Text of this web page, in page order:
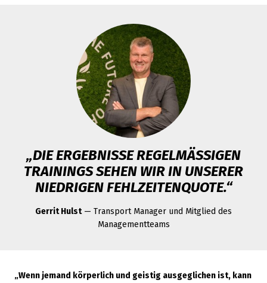
„DIE ERGEBNISSE REGELMÄSSIGEN T
RAININGS SEHEN WIR IN UNSERER N
IEDRIGEN FEHLZEITENQUOTE.“
Gerrit Hulst— Transport Manager und Mitglied des
Managementteams
„Wenn jemand körperlich und geistig ausgeglichen ist, kann